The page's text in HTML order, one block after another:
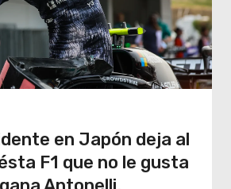
en Japón deja al
F1 que no le gusta